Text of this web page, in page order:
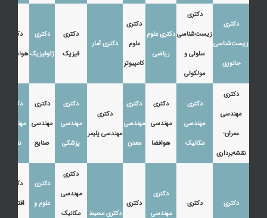
دکتری
زیست‌شناسی
جانوری
دکتری
زیست‌شناسی
سلولی و
مولکولی
دکتری علوم
ریاضی
دکتری
علوم
کامپیوتر
دکتری آمار
دکتری
فیزیک
دکتری
ژئوفیزیک
دکتری
هواشناسی
دکتری
مهندسی
عمران-
نقشه‌برداری
دکتری
مهندسی
مکانیک
دکتری
مهندسی
هوافضا
دکتری
مهندسی
معدن
دکتری
مهندسی پلیمر
دکتری
مهندسی
پزشکی
دکتری
مهندسی
صنایع
دکتری
مهندسی
نفت
دکتری دکتری
دکتری
مهندسی
دکتری
دکتری محیط
دکتری
مهندسی
مکانیک
دکتری
علوم و
دکتری
اقتصاد،